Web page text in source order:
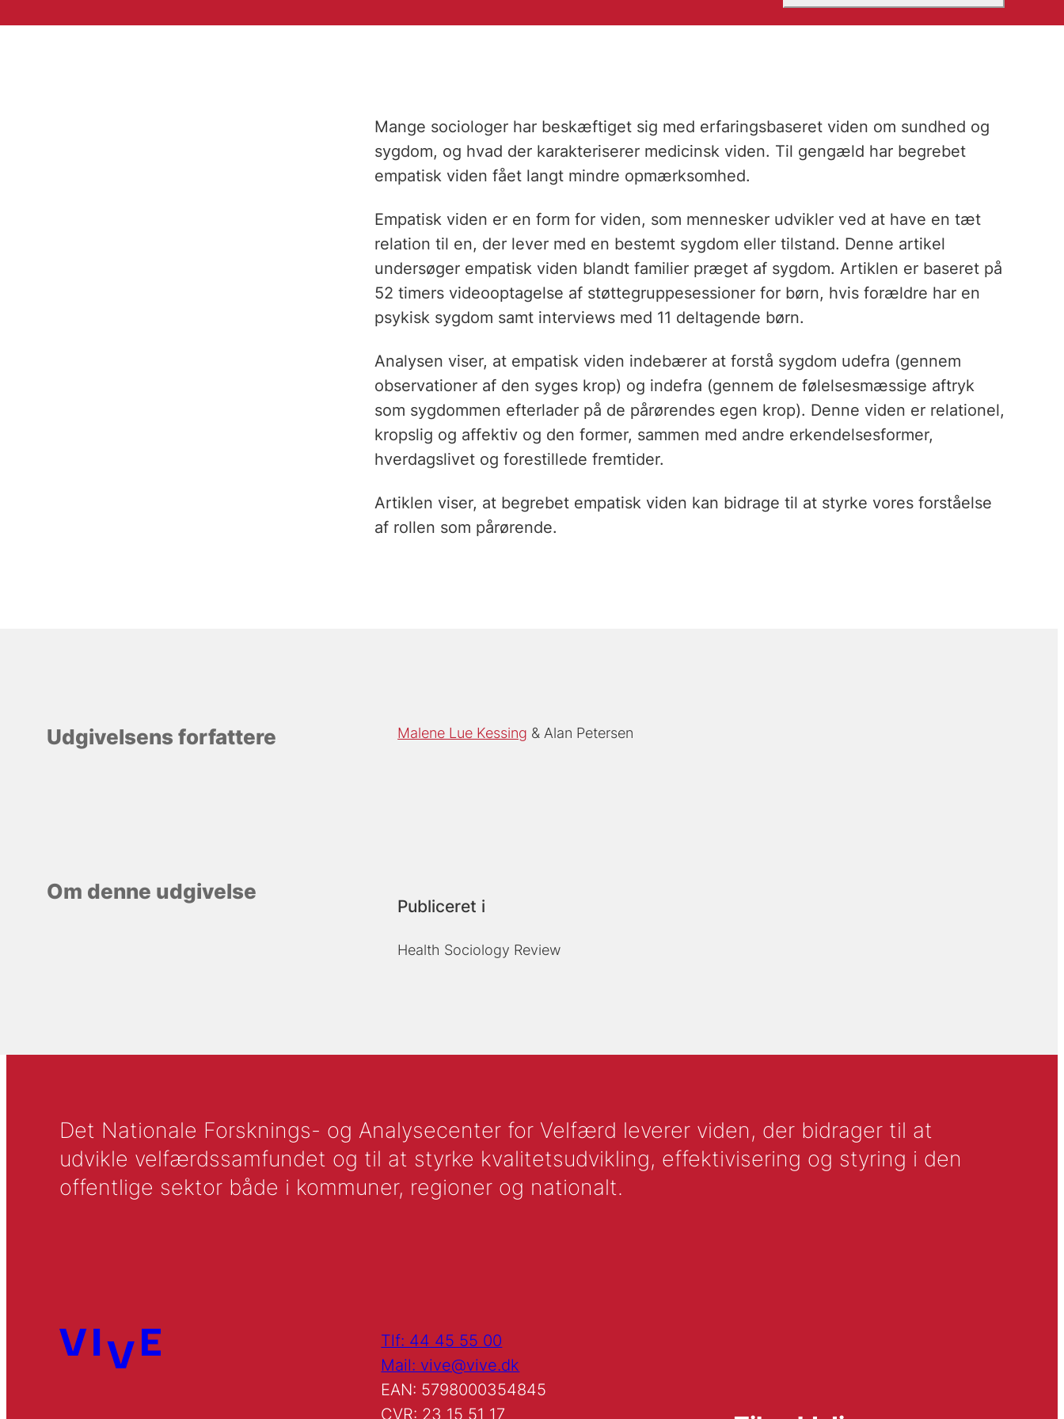
Mange sociologer har beskæftiget sig med erfaringsbaseret viden om sundhed og
sygdom, og hvad der karakteriserer medicinsk viden. Til gengæld har begrebet
empatisk viden fået langt mindre opmærksomhed.
Empatisk viden er en form for viden, som mennesker udvikler ved at have en tæt
relation til en, der lever med en bestemt sygdom eller tilstand. Denne artikel
undersøger empatisk viden blandt familier præget af sygdom. Artiklen er baseret på
52 timers videooptagelse af støttegruppesessioner for børn, hvis forældre har en
psykisk sygdom samt interviews med 11 deltagende børn.
Analysen viser, at empatisk viden indebærer at forstå sygdom udefra (gennem
observationer af den syges krop) og indefra (gennem de følelsesmæssige aftryk
som sygdommen efterlader på de pårørendes egen krop). Denne viden er relationel,
kropslig og affektiv og den former, sammen med andre erkendelsesformer,
hverdagslivet og forestillede fremtider.
Artiklen viser, at begrebet empatisk viden kan bidrage til at styrke vores forståelse
af rollen som pårørende.
Udgivelsens forfattere Malene Lue Kessing Alan Petersen
Om denne udgivelse
Publiceret i
Health Sociology Review
Det Nationale Forsknings- og Analysecenter for Velfærd leverer viden, der bidrager til at
udvikle velfærdssamfundet og til at styrke kvalitetsudvikling, effektivisering og styring i den
offentlige sektor både i kommuner, regioner og nationalt.
Tlf: 44 45 55 00
Mail: vive@vive.dk
EAN: 5798000354845
CVR: 23 15 51 17